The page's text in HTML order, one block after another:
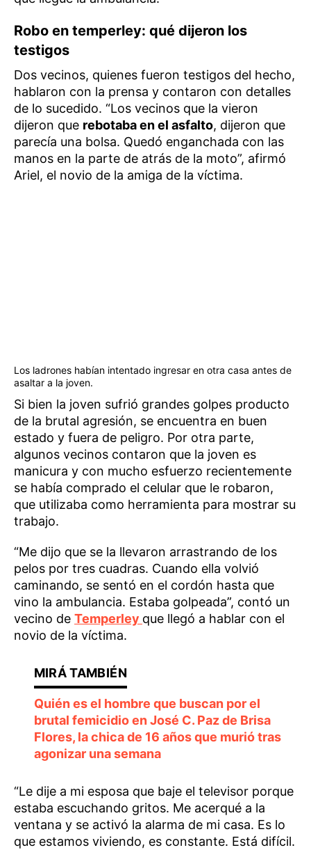
Robo en temperley: qué dijeron los
testigos
Dos vecinos, quienes fueron testigos del hecho,
hablaron con la prensa y contaron con detalles
de lo sucedido. “Los vecinos que la vieron
dijeron que rebotaba en el asfalto, dijeron que
parecía una bolsa. Quedó enganchada con las
manos en la parte de atrás de la moto”, afirmó
Ariel, el novio de la amiga de la víctima.
Los ladrones habían intentado ingresar en otra casa antes de
asaltar a la joven.
Si bien la joven sufrió grandes golpes producto
de la brutal agresión, se encuentra en buen
estado y fuera de peligro. Por otra parte,
algunos vecinos contaron que la joven es
manicura y con mucho esfuerzo recientemente
se había comprado el celular que le robaron,
que utilizaba como herramienta para mostrar su
trabajo.
“Me dijo que se la llevaron arrastrando de los
pelos por tres cuadras. Cuando ella volvió
caminando, se sentó en el cordón hasta que
vino la ambulancia. Estaba golpeada”, contó un
vecino de Temperley que llegó a hablar con el
novio de la víctima.
Quién es el hombre que buscan por el
brutal femicidio en José C. Paz de Brisa
Flores, la chica de 16 años que murió tras
agonizar una semana
“Le dije a mi esposa que baje el televisor porque
estaba escuchando gritos. Me acerqué a la
ventana y se activó la alarma de mi casa. Es lo
que estamos viviendo, es constante. Está difícil.